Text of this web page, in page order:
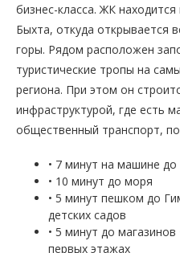
бизнес-класса. ЖК
Быхта, откуда открывается
горы. Рядом расположен
туристические тропы на
региона. При этом он
инфраструктурой, где есть
общественный транспорт,
• 7 минут на машине
• 10 минут до моря
• 5 минут пешком до
детских садов
• 5 минут до
первых этажах